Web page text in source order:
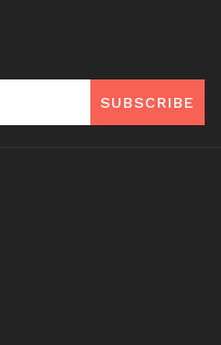
SUBSCRIBE